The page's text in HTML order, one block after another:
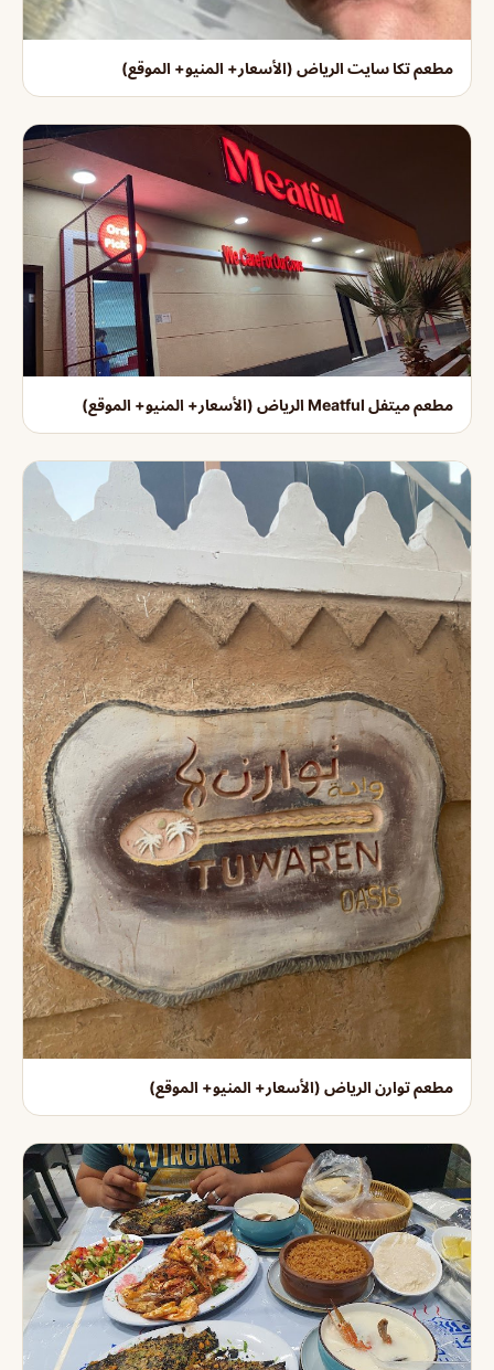
مطعم تكا سايت الرياض (الأسعار+ المنيو+ الموقع)
مطعم ميتفل Meatful الرياض (الأسعار+ المنيو+ الموقع)
مطعم توارن الرياض (الأسعار+ المنيو+ الموقع)